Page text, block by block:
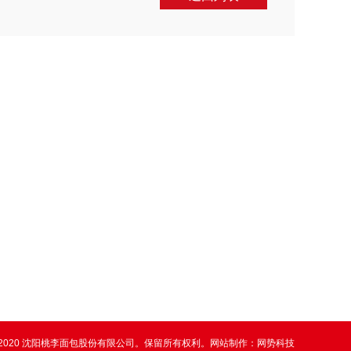
沈阳桃李面包股份有限公司。保留所有权利。 网站制作： 网势科技